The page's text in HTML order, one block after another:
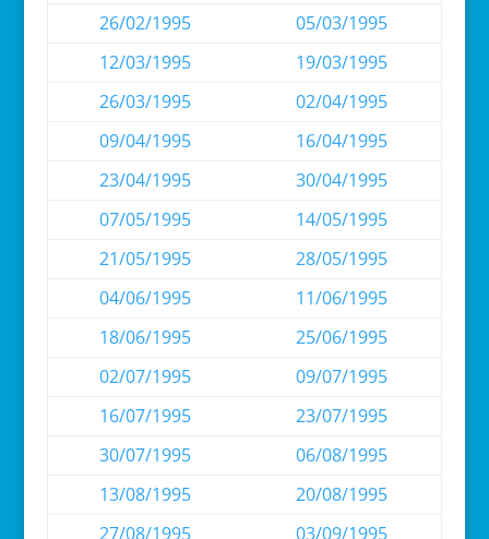
26/02/1995
05/03/1995
12/03/1995
19/03/1995
26/03/1995
02/04/1995
09/04/1995
16/04/1995
23/04/1995
30/04/1995
07/05/1995
14/05/1995
21/05/1995
28/05/1995
04/06/1995
11/06/1995
18/06/1995
25/06/1995
02/07/1995
09/07/1995
16/07/1995
23/07/1995
30/07/1995
06/08/1995
13/08/1995
20/08/1995
27/08/1995
03/09/1995